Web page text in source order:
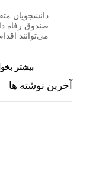
دانشجویان
صندوق رفاه
می‌توانند
بیشتر
آخرین نوشته ها